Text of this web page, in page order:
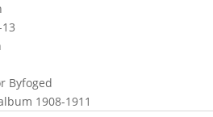
Byfoged
1908-1911